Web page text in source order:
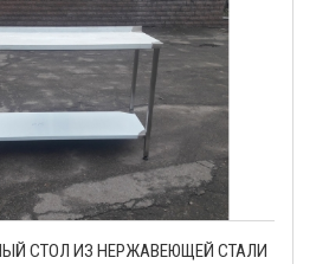
СТОЛ ИЗ НЕРЖАВЕЮЩЕЙ СТАЛИ